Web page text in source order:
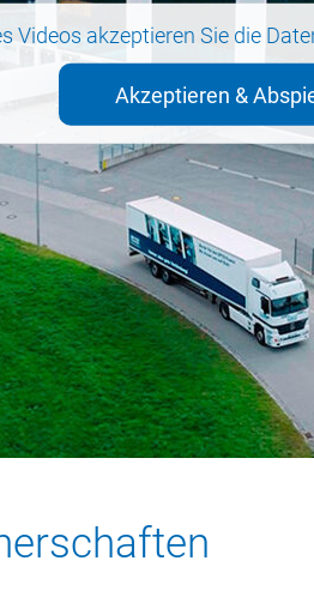
Videos akzeptieren Sie die
Akzeptieren &